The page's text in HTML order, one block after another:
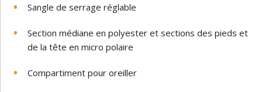
Sangle de serrage réglable
Section médiane en polyester et sections des pieds et
de la tête en micro polaire
Compartiment pour oreiller